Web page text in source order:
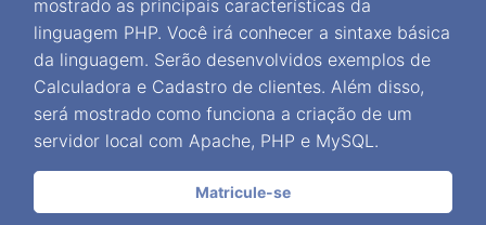
mostrado as principais características da
linguagem PHP. Você irá conhecer a sintaxe básica
da linguagem. Serão desenvolvidos exemplos de
Calculadora e Cadastro de clientes. Além disso,
será mostrado como funciona a criação de um
servidor local com Apache, PHP e MySQL.
Matricule-se